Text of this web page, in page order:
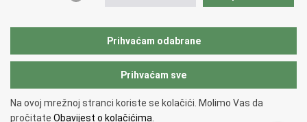
Odbor za ravnopravnost spolova Hrvatskoga sabora
Europski institut za ravnopravnost spolova
Državni zavod za statistiku
Povratak na vrh
Prihvaćam odabrane
Prihvaćam sve
Na ovoj mrežnoj stranci koriste se kolačići. Molimo Vas da
pročitate Obavijest o kolačićima.